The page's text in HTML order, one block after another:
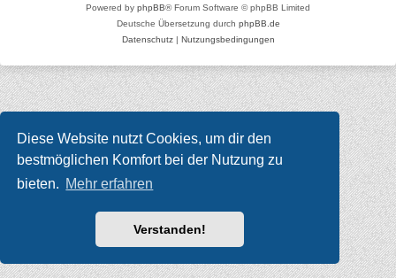
Diese Website nutzt Cookies, um dir den
bestmöglichen Komfort bei der Nutzung zu
bieten. Mehr erfahren
Verstanden!
Powered by phpBB® Forum Software © phpBB Limited
Deutsche Übersetzung durch phpBB.de
Datenschutz| Nutzungsbedingungen